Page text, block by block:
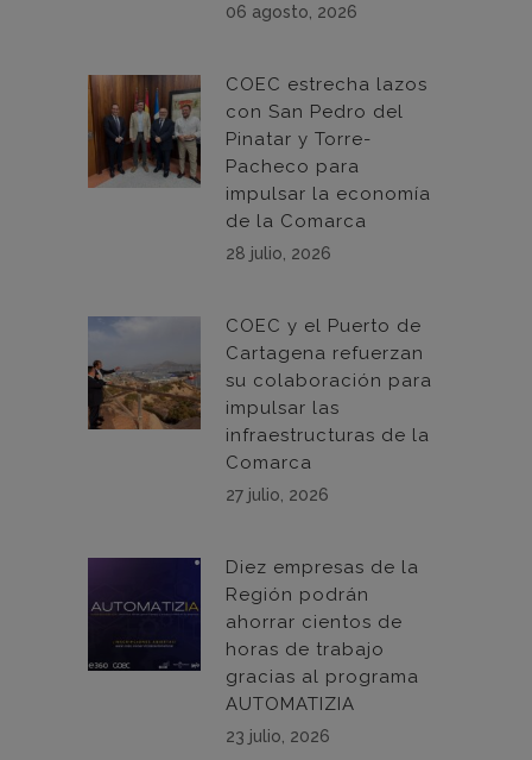
06 agosto, 2026
COEC estrecha lazos
con San Pedro del
Pinatar y Torre-
Pacheco para
impulsar la economía
de la Comarca
28 julio, 2026
COEC y el Puerto de
Cartagena refuerzan
su colaboración para
impulsar las
infraestructuras de la
Comarca
27 julio, 2026
Diez empresas de la
Región podrán
ahorrar cientos de
horas de trabajo
gracias al programa
AUTOMATIZIA
23 julio, 2026